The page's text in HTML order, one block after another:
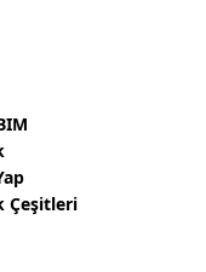
Çeşitleri